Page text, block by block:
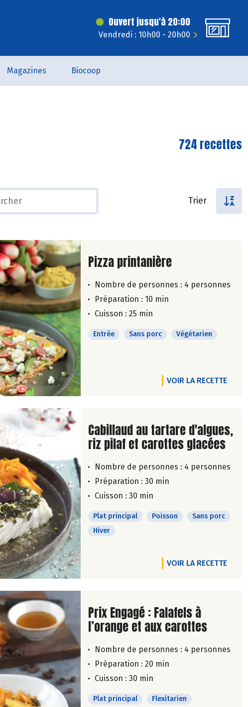
Ouvert jusqu'à 20:00
Vendredi : 10h00 - 20h00
Magazines Biocoop
724 recettes
Trier
Lire la suite de la recette
Pizza printanière
Nombre de personnes : 4 personnes
Préparation : 10 min
Cuisson : 25 min
Entrée Sans porc Végétarien
VOIR LA RECETTE
Lire la suite de la recette
Cabillaud au tartare d'algues,
riz pilaf et carottes glacées
Nombre de personnes : 4 personnes
Préparation : 30 min
Cuisson : 30 min
Plat principal Poisson
Sans porc
Hiver
VOIR LA RECETTE
Lire la suite de la recette
Prix Engagé : Falafels à
l’orange et aux carottes
Nombre de personnes : 4 personnes
Préparation : 20 min
Cuisson : 30 min
Plat principal
Flexitarien